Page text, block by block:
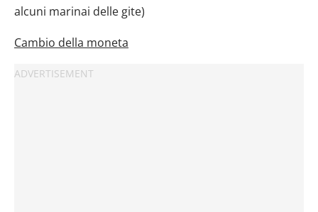
alcuni marinai delle gite)
Cambio della moneta